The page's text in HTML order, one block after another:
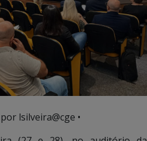
por lsilveira@cge •